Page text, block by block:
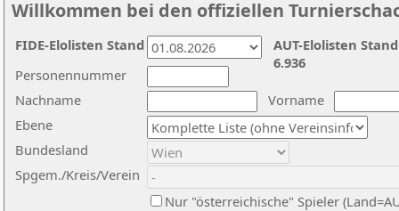
Willkommen bei den offiziellen
Nachname
Vorname
Ebene
Personennummer
Bundesland
Spgem./Kreis/Verein
Nur "österreichische" Spieler
AUT-Elolisten
6.936
FIDE-Elolisten Stand